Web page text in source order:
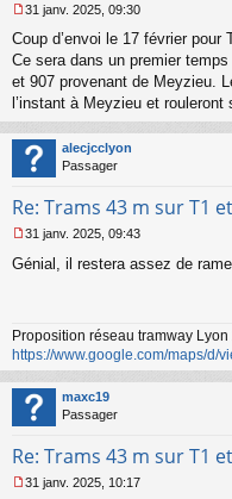
e
s
s
g
n
o
l
u
31 janv. 2025, 09:30
Coup d’envoi le 17 février pour
Ce sera dans un premier
et 907 provenant de Meyzieu.
l’instant à Meyzieu et rouleront
alecjcclyon
Passager
Re: Trams 43 m sur T1
e
g
e
n
o
n
l
31 janv. 2025, 09:43
Génial, il restera assez de
Proposition réseau tramway Lyon
https://www.google.com/maps/d/
maxc19
Passager
Re: Trams 43 m sur T1
31 janv. 2025, 10:17